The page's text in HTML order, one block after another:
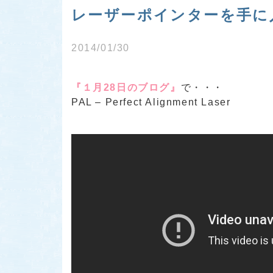
レーザーポインターを手
2014/01/30
『１月28日のブログ』 で・・・
PAL – Perfect Alignment Laser